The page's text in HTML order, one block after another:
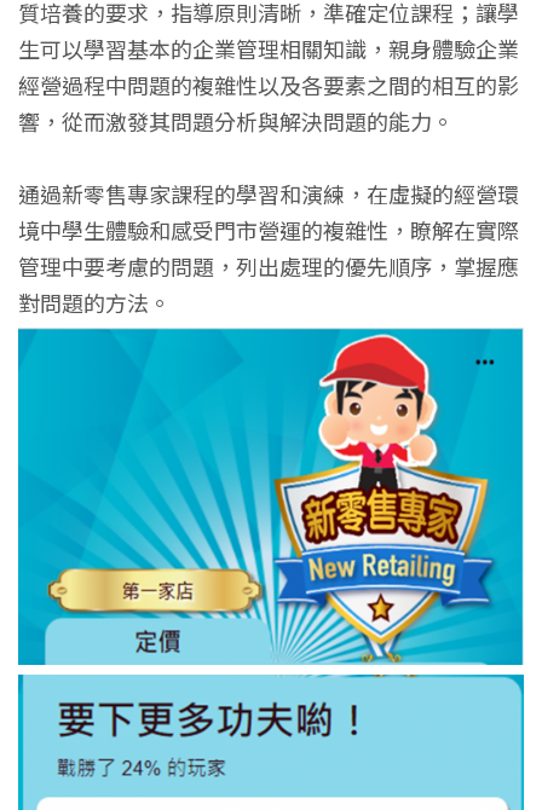
質培養的要求，指導原則清晰，準確定位課程；讓學
生可以學習基本的企業管理相關知識，親身體驗企業
經營過程中問題的複雜性以及各要素之間的相互的影
響，從而激發其問題分析與解決問題的能力。
通過新零售專家課程的學習和演練，在虛擬的經營環
境中學生體驗和感受門市營運的複雜性，瞭解在實際
管理中要考慮的問題，列出處理的優先順序，掌握應
對問題的方法。